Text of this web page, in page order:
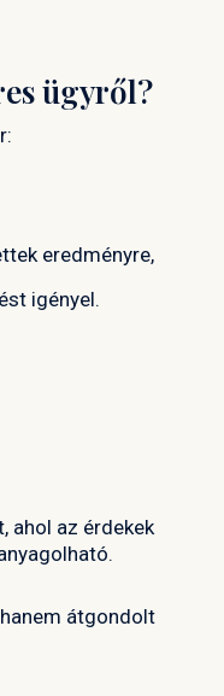
ügyről?
eredményre,
igényel.
ahol az érdekek
átgondolt